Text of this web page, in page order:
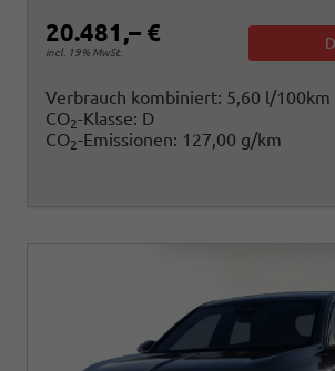
20.481,– €
incl. 19% MwSt.
Verbrauch kombiniert: 5,60 l/100km
CO2-Klasse: D
CO2-Emissionen: 127,00 g/km